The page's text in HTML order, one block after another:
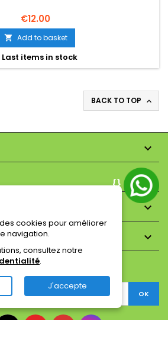
€12.00
 Add to basket
Last items in stock
BACK TO TOP 




cookies pour améliorer
navigation.
consultez notre
.
J'accepte
{}
NEWSLETTER